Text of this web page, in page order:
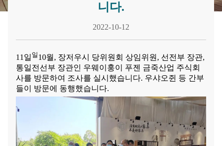
니다.
2022-10-12
11일 일 10월, 장저우시 당위원회 상임위원, 선전부 장관,
통일전선부 장관인 우웨이훙이 푸젠 금죽산업 주식회
사를 방문하여 조사를 실시했습니다. 우샤오쥔 등 간부
들이 방문에 동행했습니다.